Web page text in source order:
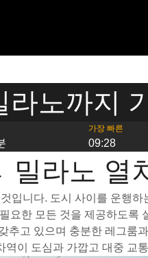
라노까지
가장 빠른
09:28
라노 열
니다. 도시 사이를 운행
한 모든 것을 제공하도
고 있으며 충분한 레그
이 도심과 가깝고 대중 교